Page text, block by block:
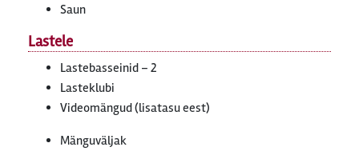
Saun
Lastele
Lastebasseinid – 2
Lasteklubi
Videomängud (lisatasu eest)
Mänguväljak